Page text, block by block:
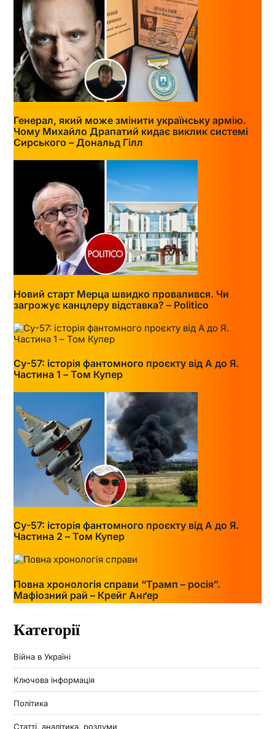
Генерал, який може змінити українську армію.
Чому Михайло Драпатий кидає виклик системі
Сирського – Дональд Гілл
Новий старт Мерца швидко провалився. Чи
загрожує канцлеру відставка? – Politico
Су-57: історія фантомного проєкту від А до Я.
Частина 1 – Том Купер
Су-57: історія фантомного проєкту від А до Я.
Частина 2 – Том Купер
Повна хронологія справи “Трамп – росія”.
Мафіозний рай – Крейг Анґер
Категорії
Війна в Україні
Ключова інформація
Політика
Статті, аналітика, роздуми